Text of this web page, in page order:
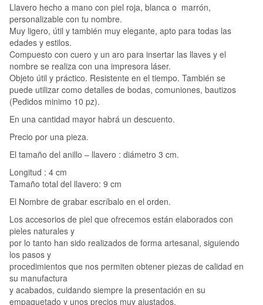
Llavero hecho a mano con piel roja, blanca o marrón,
personalizable con tu nombre.
Muy ligero, útil y también muy elegante, apto para todas las
edades y estilos.
Compuesto con cuero y un aro para insertar las llaves y el
nombre se realiza con una impresora láser.
Objeto útil y práctico. Resistente en el tiempo. También se
puede utilizar como detalles de bodas, comuniones, bautizos
(Pedidos minimo 10 pz).
En una cantidad mayor habrá un descuento.
Precio por una pieza.
El tamaño del anillo – llavero : diámetro 3 cm.
Longitud : 4 cm
Tamaño total del llavero: 9 cm
El Nombre de grabar escríbalo en el orden.
Los accesorios de piel que ofrecemos están elaborados con
pieles naturales y
por lo tanto han sido realizados de forma artesanal, siguiendo
los pasos y
procedimientos que nos permiten obtener piezas de calidad en
su manufactura
y acabados, cuidando siempre la presentación en su
empaquetado y unos precios muy ajustados.